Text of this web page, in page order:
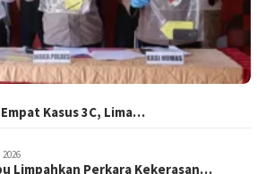
Kasus 3C, Lima…
Limpahkan Perkara Kekerasan…